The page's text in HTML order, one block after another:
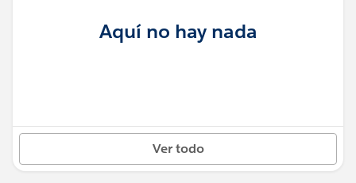
Aquí no hay nada
Ver todo